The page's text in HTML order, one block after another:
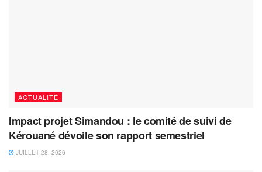
ACTUALITÉ
Impact projet Simandou : le comité de suivi de
Kérouané dévoile son rapport semestriel
JUILLET 28, 2026